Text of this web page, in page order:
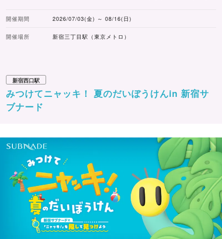
開催期間 2026/07/03(金) ～ 08/16(日)
開催場所 新宿三丁目駅（東京メトロ）
新宿西口駅
みつけてニャッキ！ 夏のだいぼうけんin 新宿サ
ブナード